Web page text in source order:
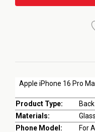
Apple iPhone 16 Pro
Product Type:
Materials:
Phone Model:
For